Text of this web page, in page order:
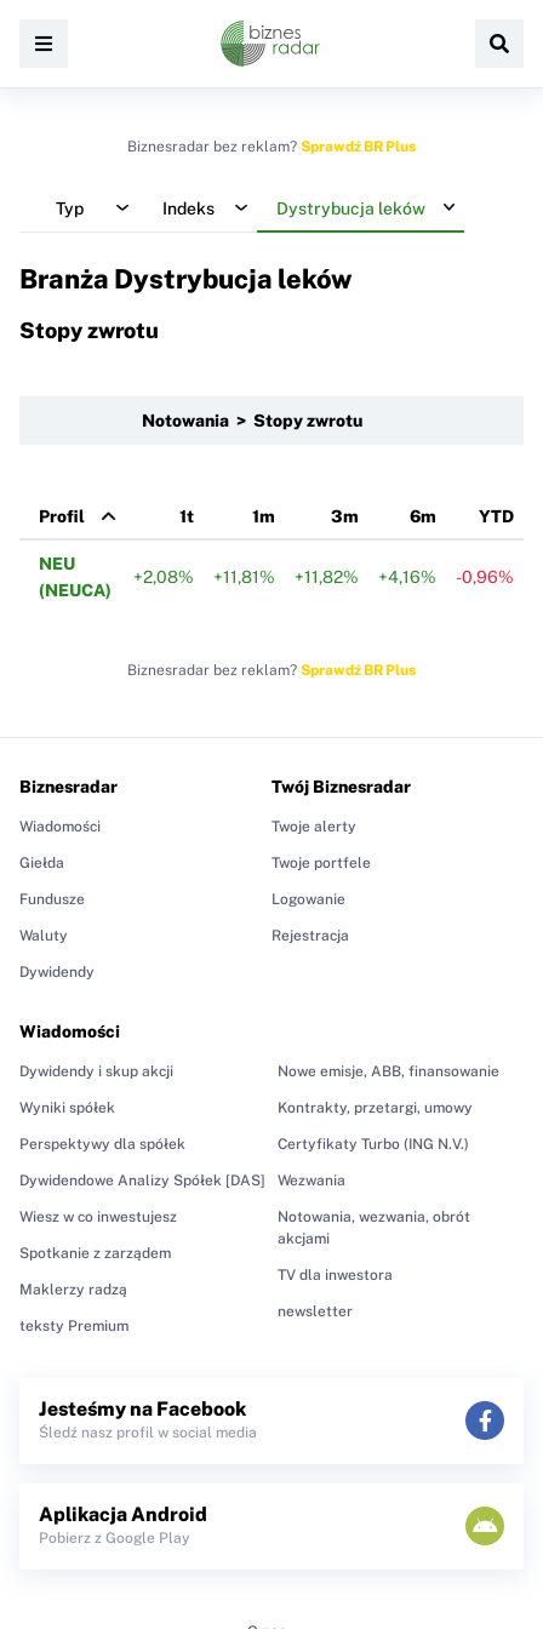
Biznesradar bez reklam? Sprawdź BR Plus
Typ Indeks Dystrybucja leków
Branża Dystrybucja leków
Stopy zwrotu
Notowania > Stopy zwrotu
Profil 1t 1m 3m 6m YTD
NEU
(NEUCA)
+2,08% +11,81% +11,82% +4,16% -0,96%
Biznesradar bez reklam? Sprawdź BR Plus
Biznesradar
Wiadomości
Giełda
Fundusze
Waluty
Dywidendy
Wiadomości
Dywidendy i skup akcji
Wyniki spółek
Perspektywy dla spółek
Dywidendowe Analizy Spółek [DAS]
Wiesz w co inwestujesz
Spotkanie z zarządem
Maklerzy radzą
teksty Premium
Nowe emisje, ABB, finansowanie
Kontrakty, przetargi, umowy
Certyfikaty Turbo (ING N.V.)
Wezwania
Notowania, wezwania, obrót
akcjami
TV dla inwestora
newsletter
Twój Biznesradar
Twoje alerty
Twoje portfele
Logowanie
Rejestracja
Jesteśmy na Facebook
Śledź nasz profil w social media
Aplikacja Android
Pobierz z Google Play